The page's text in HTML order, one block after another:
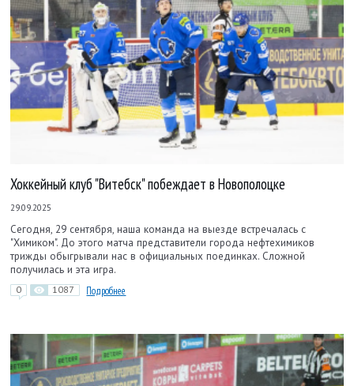
Хоккейный клуб "Витебск" побеждает в Новополоцке
29.09.2025
Сегодня, 29 сентября, наша команда на выезде встречалась с
"Химиком". До этого матча представители города нефтехимиков
трижды обыгрывали нас в официальных поединках. Сложной
получилась и эта игра.
0 1087 Подробнее